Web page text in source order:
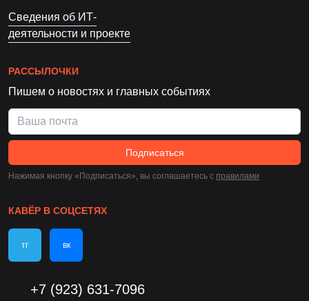
Сведения об ИТ-
деятельности и проекте
РАССЫЛОЧКИ
Пишем о новостях и главных событиях
Подписаться
Нажимая кнопку «Подписаться», вы соглашаетесь c правилами
КАВЁР В СОЦСЕТЯХ
тг вк
+7 (923) 631-7096